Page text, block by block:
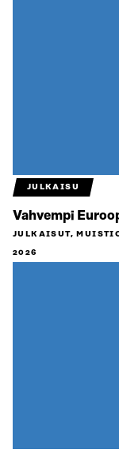
JULKAISU
Vahvempi
JULKAISUT,
2026